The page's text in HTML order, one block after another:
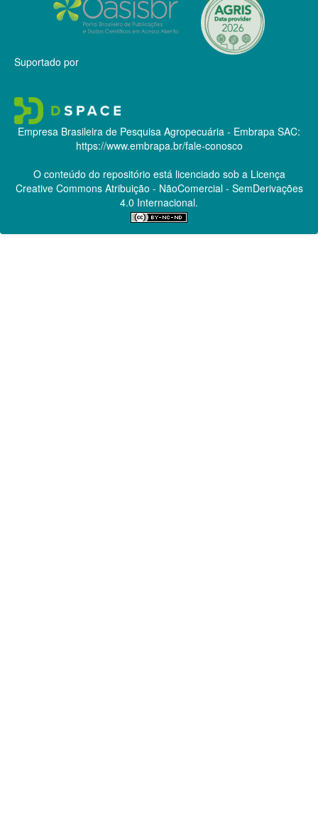
Suportado por
Empresa Brasileira de Pesquisa Agropecuária - Embrapa SAC:
https://www.embrapa.br/fale-conosco
O conteúdo do repositório está licenciado sob a Licença
Creative CommonsAtribuição - NãoComercial - SemDerivações
4.0 Internacional.